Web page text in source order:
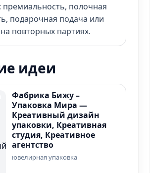
премиальность, полочная
подарочная подача или
повторных партиях.
идеи
Фабрика Бижу –
Упаковка Мира —
Креативный дизайн
упаковки, Креативная
студия, Креативное
агентство
ювелирная упаковка